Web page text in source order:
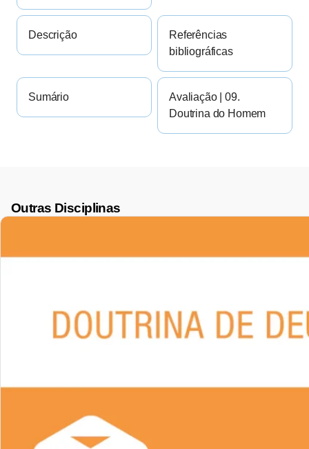
Descrição
Referências
bibliográficas
Sumário
Avaliação | 09.
Doutrina do Homem
Outras Disciplinas